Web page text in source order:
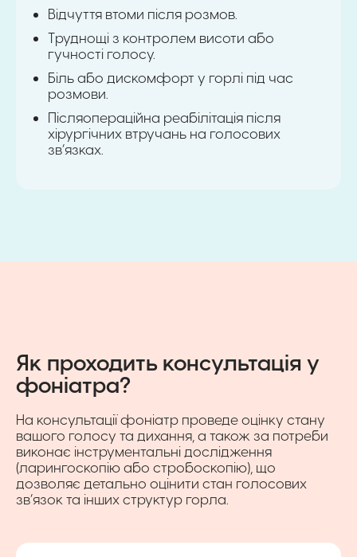
Відчуття втоми після розмов.
Труднощі з контролем висоти або
гучності голосу.
Біль або дискомфорт у горлі під час
розмови.
Післяопераційна реабілітація після
хірургічних втручань на голосових
зв’язках.
Як проходить консультація у
фоніатра?
На консультації фоніатр проведе оцінку стану
вашого голосу та дихання, а також за потреби
виконає інструментальні дослідження
(ларингоскопію або стробоскопію), що
дозволяє детально оцінити стан голосових
зв’язок та інших структур горла.